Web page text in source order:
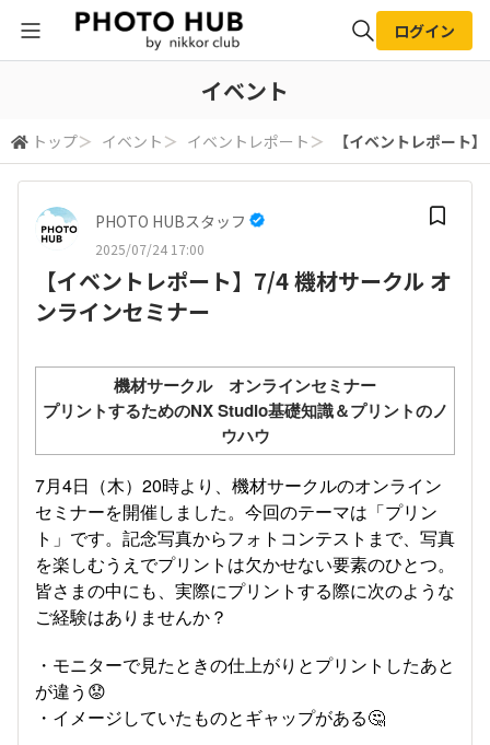
検索
ログイン
イベント
トップ＞ イベント ＞ イベントレポート ＞ 【イベントレポート
PHOTO HUBスタッフ
2025/07/24 17:00
【イベントレポート】7/4 機材サークル オ
ンラインセミナー
機材サークル オンラインセミナー
プリントするためのNX Studio基礎知識＆プリントのノ
ウハウ
7月4日（木）20時より、機材サークルのオンライン
セミナーを開催しました。今回のテーマは「プリン
ト」です。記念写真からフォトコンテストまで、写真
を楽しむうえでプリントは欠かせない要素のひとつ。
皆さまの中にも、実際にプリントする際に次のような
ご経験はありませんか？
・モニターで見たときの仕上がりとプリントしたあと
が違う😟
・イメージしていたものとギャップがある🤔